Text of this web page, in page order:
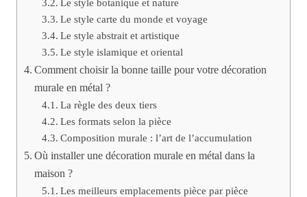
Le style botanique et nature
Le style carte du monde et voyage
Le style abstrait et artistique
Le style islamique et oriental
Comment choisir la bonne taille pour votre décoration
murale en métal ?
La règle des deux tiers
Les formats selon la pièce
Composition murale : l’art de l’accumulation
Où installer une décoration murale en métal dans la
maison ?
Les meilleurs emplacements pièce par pièce